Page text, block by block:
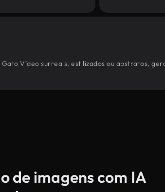
Vídeo surreais, estilizados ou abstratos,
de imagens com IA